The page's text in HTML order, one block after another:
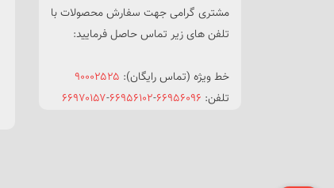
مشتری گرامی جهت سفارش محصولات با
تلفن های زیر تماس حاصل فرمایید:
خط ویژه (تماس رایگان): ۹۰۰۰۲۵۲۵
تلفن: ۶۶۹۵۶۰۹۶-۶۶۹۵۶۱۰۲-۶۶۹۷۰۱۵۷